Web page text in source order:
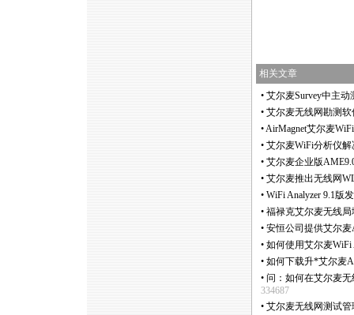
相关文章
• 艾尔麦Survey中主动
• 艾尔麦无线网勘测软
•AirMagnet艾尔麦
• 艾尔麦WiFi分析仪
• 艾尔麦企业版
• 艾尔麦推出无线网
• WiFi Analyzer 9.1版
• 福禄克艾尔麦无线局
• 安恒公司提供艾尔
• 如何使用艾尔麦WiFi
• 如何下载升*艾尔麦
• 问：如何在艾尔麦无
334687
• 艾尔麦无线网测试